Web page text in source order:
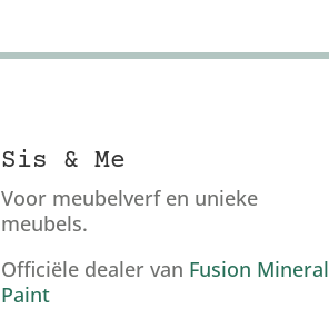
Sis & Me
Voor meubelverf en unieke
meubels.
Officiële dealer van Fusion Mineral
Paint